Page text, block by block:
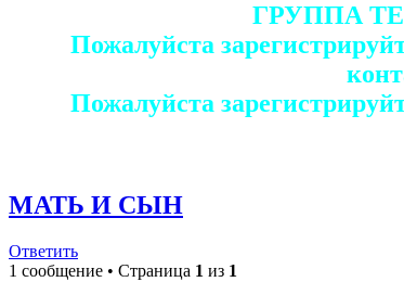
ГРУППА
Пожалуйста
Пожалуйста
МАТЬ И СЫН
Ответить
1 сообщение • Страница 1 из 1